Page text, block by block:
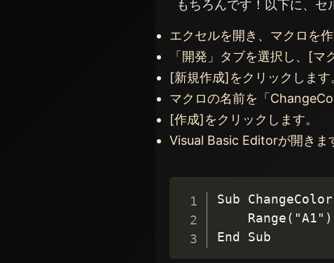
もちろんです！以下に、セ
エクセルを開き、マクロを
「開発」タブを選択し、[マ
[新規作成]をクリックします
マクロの名前を「
[作成]をクリックします。
Visual Basic Editorが開きま
Sub